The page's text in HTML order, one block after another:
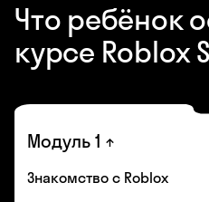
Что ребёнок
курсе Roblox
Модуль 1
Знакомство с Roblox